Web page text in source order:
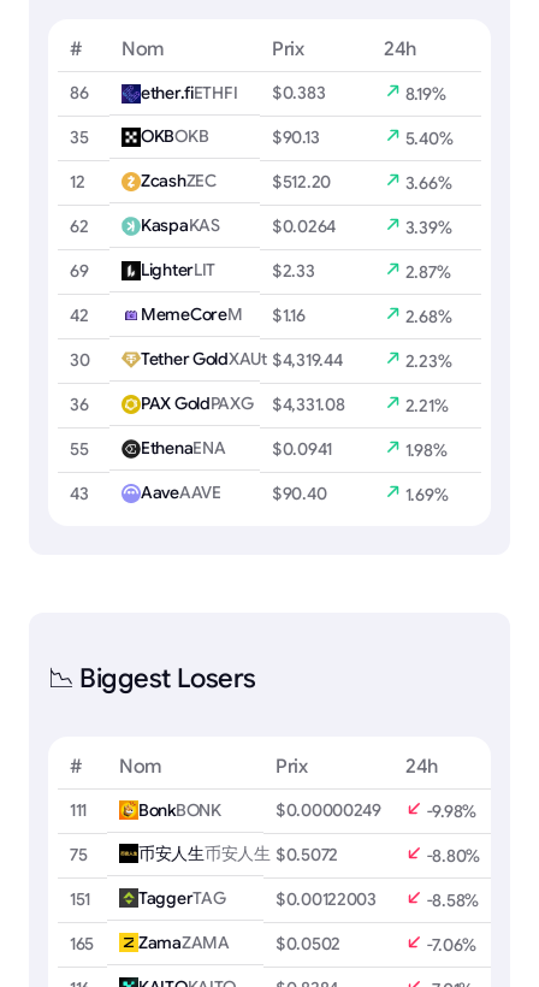
# Nom Prix 24h
86 ether.fiETHFI $0.383
8.19%
35
OKBOKB $90.13
5.40%
12
ZcashZEC $512.20
3.66%
62
KaspaKAS $0.0264
3.39%
69
LighterLIT $2.33
2.87%
42
MemeCoreM $1.16
2.68%
30
Tether GoldXAUt $4,319.44
2.23%
36
PAX GoldPAXG $4,331.08
2.21%
55
EthenaENA $0.0941
1.98%
43
AaveAAVE $90.40 1.69%
📉 Biggest Losers
# Nom Prix 24h
111 BonkBONK $0.00000249
-9.98%
75
币安人生币安人生 $0.5072
-8.80%
151
TaggerTAG $0.00122003
-8.58%
165
ZamaZAMA $0.0502
-7.06%